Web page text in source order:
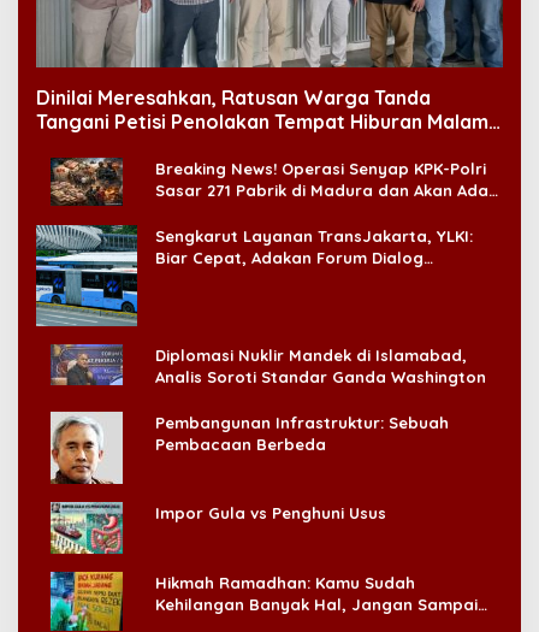
Dinilai Meresahkan, Ratusan Warga Tanda
Tangani Petisi Penolakan Tempat Hiburan Malam
Breaking News! Operasi Senyap KPK-Polri
Sasar 271 Pabrik di Madura dan Akan Ada
Sengkarut Layanan TransJakarta, YLKI:
Biar Cepat, Adakan Forum Dialog
Diplomasi Nuklir Mandek di Islamabad,
Analis Soroti Standar Ganda Washington
Pembangunan Infrastruktur: Sebuah
Pembacaan Berbeda
Impor Gula vs Penghuni Usus
Hikmah Ramadhan: Kamu Sudah
Kehilangan Banyak Hal, Jangan Sampai